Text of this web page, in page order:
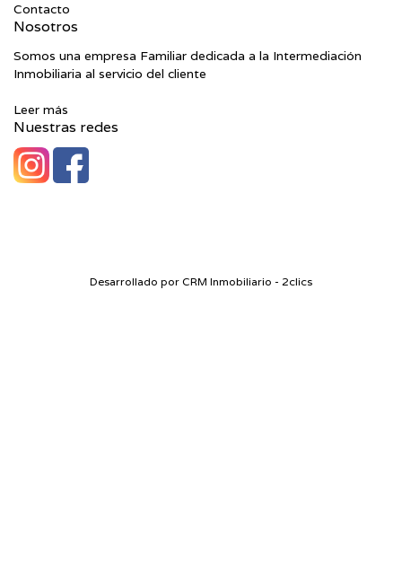
Contacto
Nosotros
Somos una empresa Familiar dedicada a la Intermediación
Inmobiliaria al servicio del cliente
Leer más
Nuestras redes
Desarrollado por CRM Inmobiliario - 2clics